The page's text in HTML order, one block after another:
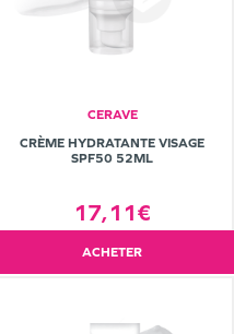
CERAVE
CRÈME HYDRATANTE VISAGE
SPF50 52ML
17,11€
ACHETER